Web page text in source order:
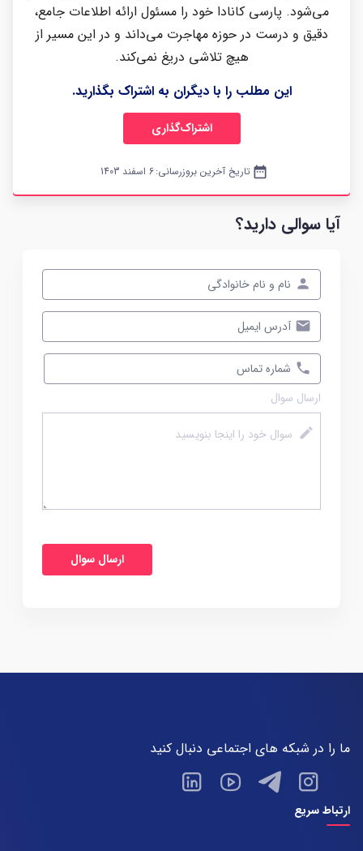
می‌شود. پارسی کانادا خود را مسئول ارائه اطلاعات جامع،
دقیق و درست در حوزه مهاجرت می‌داند و در این مسیر از
هیچ تلاشی دریغ نمی‌کند.
این مطلب را با دیگران به اشتراک بگذارید.
اشتراک‌گذاری
date_range تاریخ آخرین بروزرسانی:6 اسفند 1403
آیا سوالی دارید؟
ارسال سوال
ارتباط سریع
ما را در شبکه های اجتماعی دنبال کنید